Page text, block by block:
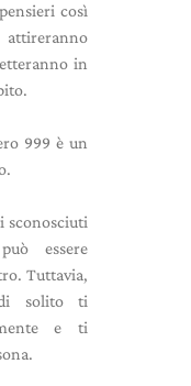
così
in
999 è un
sconosciuti
essere
Tuttavia,
solito ti
e ti